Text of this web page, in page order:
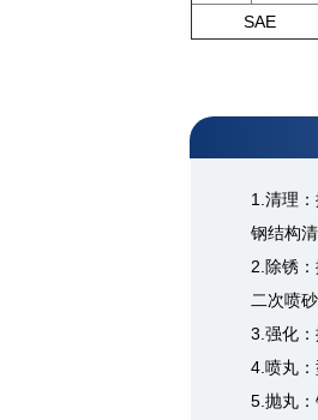
SAE
1.清理
钢结构清
2.除锈
二次喷
3.强化：
4.喷丸
5.抛丸：